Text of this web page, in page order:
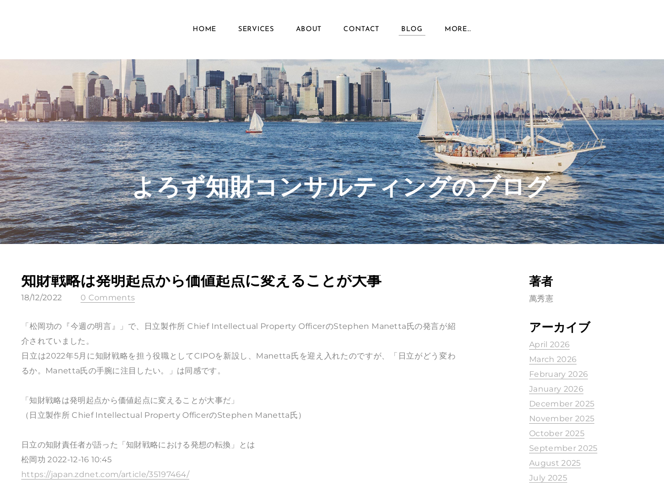
HOME SERVICES ABOUT CONTACT BLOG MORE...
​よろず知財コンサルティングのブログ
知財戦略は発明起点から価値起点に変えることが大事
18/12/2022 0 Comments
「松岡功の『今週の明言』」で、日立製作所 Chief Intellectual Property OfficerのStephen Manetta氏の発言が紹
介されていました。
​日立は2022年5月に知財戦略を担う役職としてCIPOを新設し、Manetta氏を迎え入れたのですが、「日立がどう変わ
るか。Manetta氏の手腕に注目したい。」は同感です。
「知財戦略は発明起点から価値起点に変えることが大事だ」
（日立製作所 Chief Intellectual Property OfficerのStephen Manetta氏）
日立の知財責任者が語った「知財戦略における発想の転換」とは
松岡功 2022-12-16 10:45
https://japan.zdnet.com/article/35197464/
著者
萬秀憲
アーカイブ
April 2026
March 2026
February 2026
January 2026
December 2025
November 2025
October 2025
September 2025
August 2025
July 2025